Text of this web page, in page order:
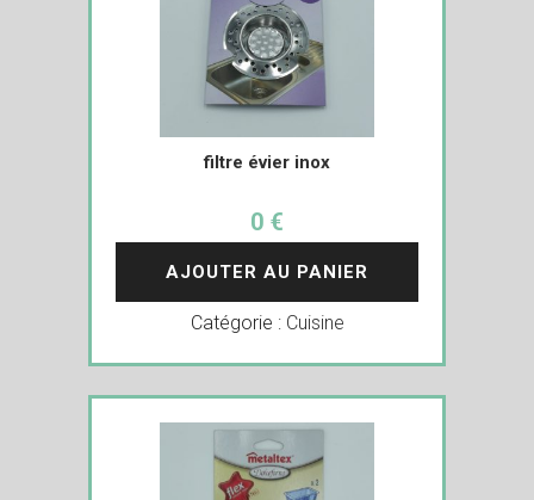
filtre évier inox
0 €
AJOUTER AU PANIER
Catégorie : Cuisine